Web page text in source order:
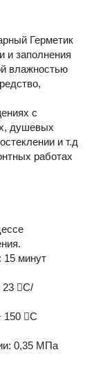
Герметик
и заполнения
влажностью
с
душевых
и т.д
работах
15 минут
23 C/
150 C
0,35 MПa